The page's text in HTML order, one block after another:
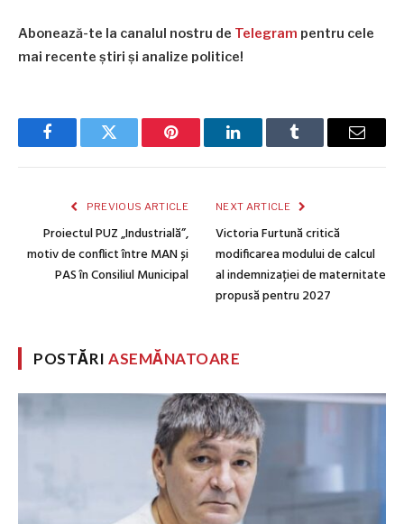
Abonează-te la canalul nostru de Telegram pentru cele
mai recente știri și analize politice!
FacebookTwitter Pinterest LinkedInTumblr Email
PREVIOUS ARTICLE
Proiectul PUZ „Industrială”,
motiv de conflict între MAN și
PAS în Consiliul Municipal
NEXT ARTICLE
Victoria Furtună critică
modificarea modului de calcul
al indemnizației de maternitate
propusă pentru 2027
POSTĂRIASEMĂNATOARE